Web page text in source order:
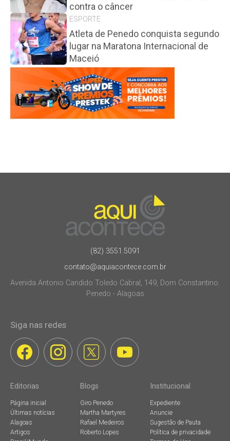
contra o câncer
ESPORTE
Atleta de Penedo conquista segundo
lugar na Maratona Internacional de
Maceió
(82) 3551.5091
contato@aquiacontece.com.br
Avenida Antonio Candido Toledo Cabral, 149, Dom Constantino.
Penedo - Alagoas
Siga nas redes
Editorias
Página inicial
Últimas notícias
Alagoas
Artigos
Blogs
Giro Penedo
Martha Martyres
Rafael Medeiros
Roberto Lopes
Institucional
Expediente
Anuncie
Sugestão de Pauta
Política de privacidade